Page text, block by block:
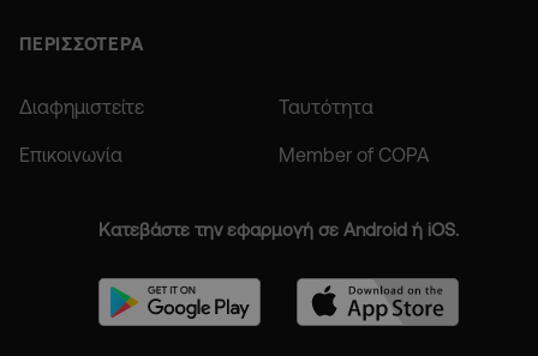
ΠΕΡΙΣΣΟΤΕΡΑ
Διαφημιστείτε Ταυτότητα
Επικοινωνία Member of COPA
Κατεβάστε την εφαρμογή σε Android ή iOS.